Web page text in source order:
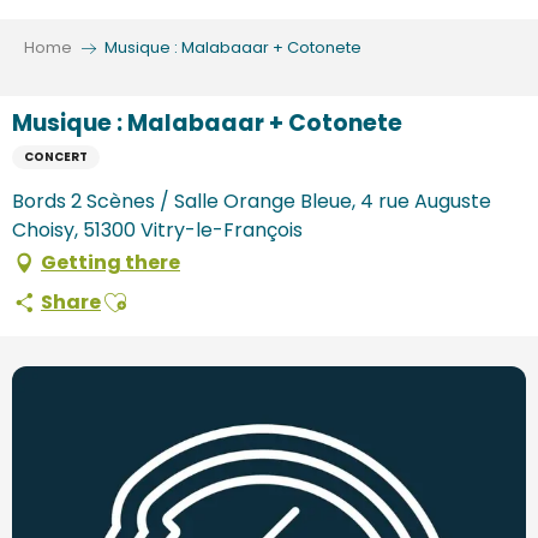
Home Musique : Malabaaar + Cotonete
Musique : Malabaaar + Cotonete
CONCERT
Bords 2 Scènes / Salle Orange Bleue, 4 rue Auguste
Choisy, 51300 Vitry-le-François
Getting there
ShareAjouter aux favoris